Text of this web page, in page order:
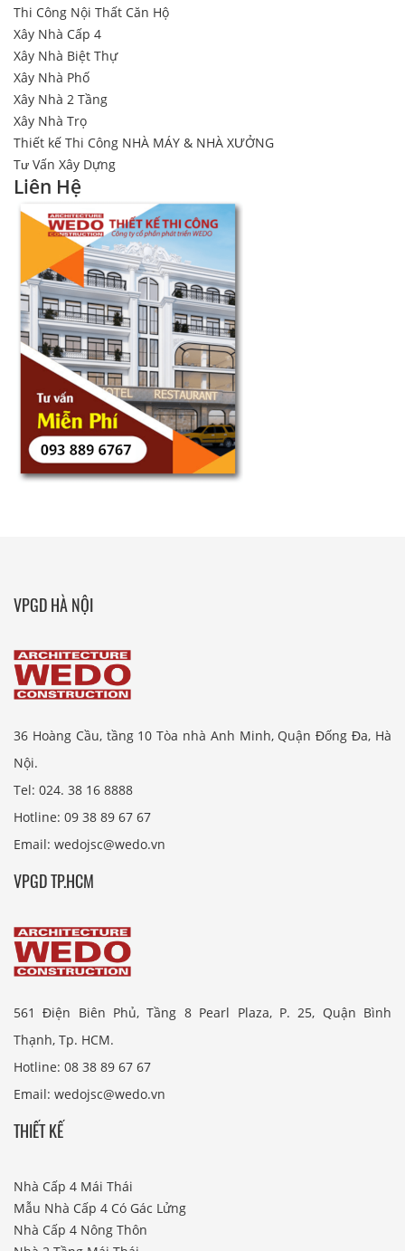
Thi Công Nội Thất Căn Hộ
Xây Nhà Cấp 4
Xây Nhà Biệt Thự
Xây Nhà Phố
Xây Nhà 2 Tầng
Xây Nhà Trọ
Thiết kế Thi Công NHÀ MÁY & NHÀ XƯỞNG
Tư Vấn Xây Dựng
Liên Hệ
VPGD HÀ NỘI
36 Hoàng Cầu, tầng 10 Tòa nhà Anh Minh, Quận Đống Đa, Hà
Nội.
Tel: 024. 38 16 8888
Hotline: 09 38 89 67 67
Email: wedojsc@wedo.vn
VPGD TP.HCM
561 Điện Biên Phủ, Tầng 8 Pearl Plaza, P. 25, Quận Bình
Thạnh, Tp. HCM.
Hotline: 08 38 89 67 67
Email: wedojsc@wedo.vn
THIẾT KẾ
Nhà Cấp 4 Mái Thái
Mẫu Nhà Cấp 4 Có Gác Lửng
Nhà Cấp 4 Nông Thôn